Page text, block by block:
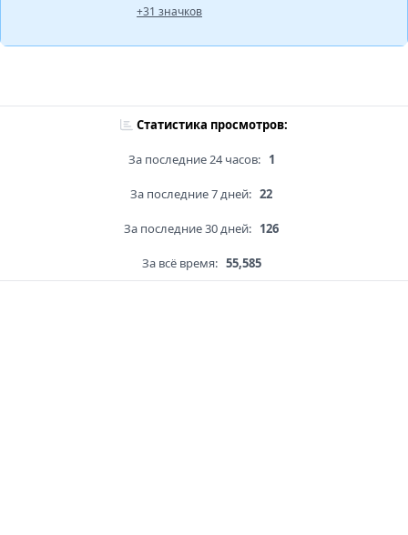
+31 значков
Статистика просмотров:
За последние 24 часов: 1
За последние 7 дней: 22
За последние 30 дней: 126
За всё время: 55,585